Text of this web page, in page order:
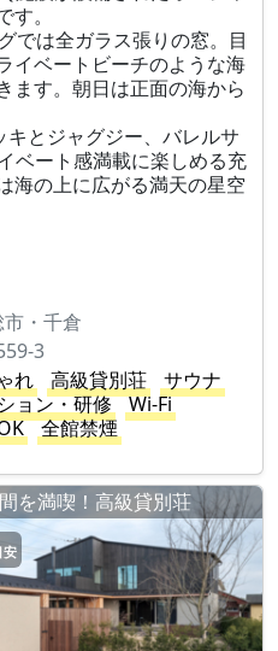
。
では全ガラス張りの窓。目
イベートビーチのような海
ます。朝日は正面の海から
とジャグジー、バレルサ
ベート感満載に楽しめる充
海の上に広がる満天の星空
・千倉
3
れ 高級貸別荘
サウナ
ョン・研修
Wi-Fi
全館禁煙
を満喫！高級貸別荘
安